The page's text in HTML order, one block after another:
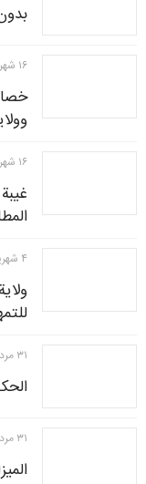
۱۶ شهريور ۱۳۹۴ ۰۹:۳۵
۱۶ شهريور ۱۳۹۴ ۰۸:۴۱
۴ شهريور ۱۳۹۴ ۰۸:۴۱
۳۱ مرداد ۱۳۹۴ ۱۰:۳۸
۳۱ مرداد ۱۳۹۴ ۱۰:۱۶